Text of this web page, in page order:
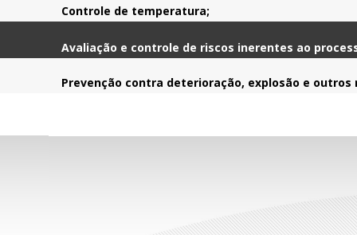
Controle de temperatura;
Avaliação e controle de riscos inerentes ao
Prevenção contra deterioração, explosão e outros